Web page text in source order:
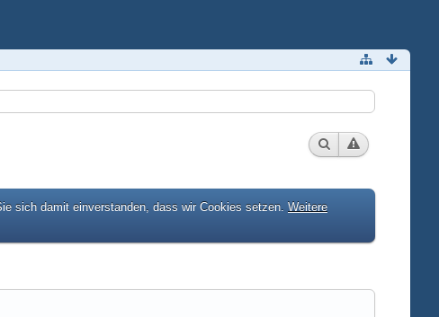
sich damit einverstanden, dass wir Cookies setzen. Weitere